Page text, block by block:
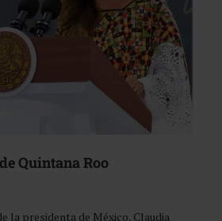
Quintana Roo
la presidenta de México, Claudia